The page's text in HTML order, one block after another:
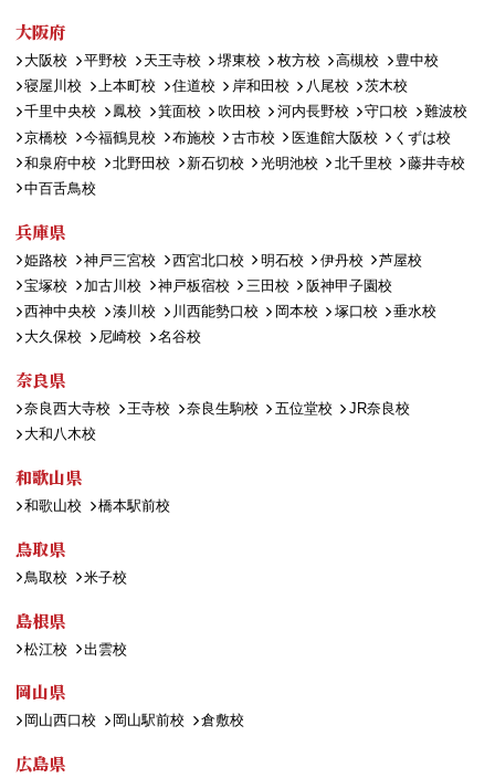
大阪府
大阪校 平野校 天王寺校 堺東校 枚方校 高槻校
豊中校
寝屋川校
上本町校 住道校 岸和田校 八尾校
茨木校
千里中央校
鳳校 箕面校 吹田校 河内長野校 守口校
難波校
京橋校
今福鶴見校 布施校 古市校 医進館大阪校
くずは校
和泉府中校
北野田校 新石切校 光明池校 北千里校
藤井寺校
中百舌鳥校
兵庫県
姫路校 神戸三宮校 西宮北口校 明石校 伊丹校
芦屋校
宝塚校
加古川校 神戸板宿校 三田校
阪神甲子園校
西神中央校
湊川校 川西能勢口校 岡本校 塚口校
垂水校
大久保校
尼崎校 名谷校
奈良県
奈良西大寺校 王寺校 奈良生駒校 五位堂校
JR奈良校
大和八木校
和歌山県
和歌山校 橋本駅前校
鳥取県
鳥取校 米子校
島根県
松江校 出雲校
岡山県
岡山西口校 岡山駅前校 倉敷校
広島県